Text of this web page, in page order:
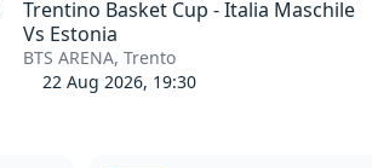
Trentino Basket Cup - Italia Maschile
Vs Estonia
BTS ARENA, Trento
22 Aug 2026, 19:30